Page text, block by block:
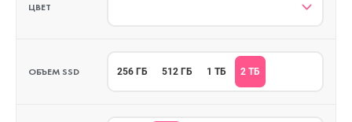
ЦВЕТ
ОБЪЕМ SSD 256 ГБ 512 ГБ 1 ТБ 2 ТБ